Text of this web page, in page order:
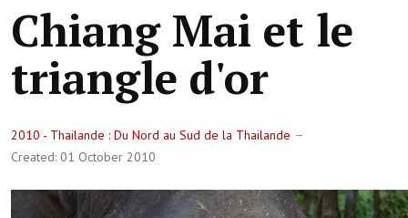
Chiang Mai et le
triangle d'or
2010 - Thailande : Du Nord au Sud de la Thailande
Created: 01 October 2010